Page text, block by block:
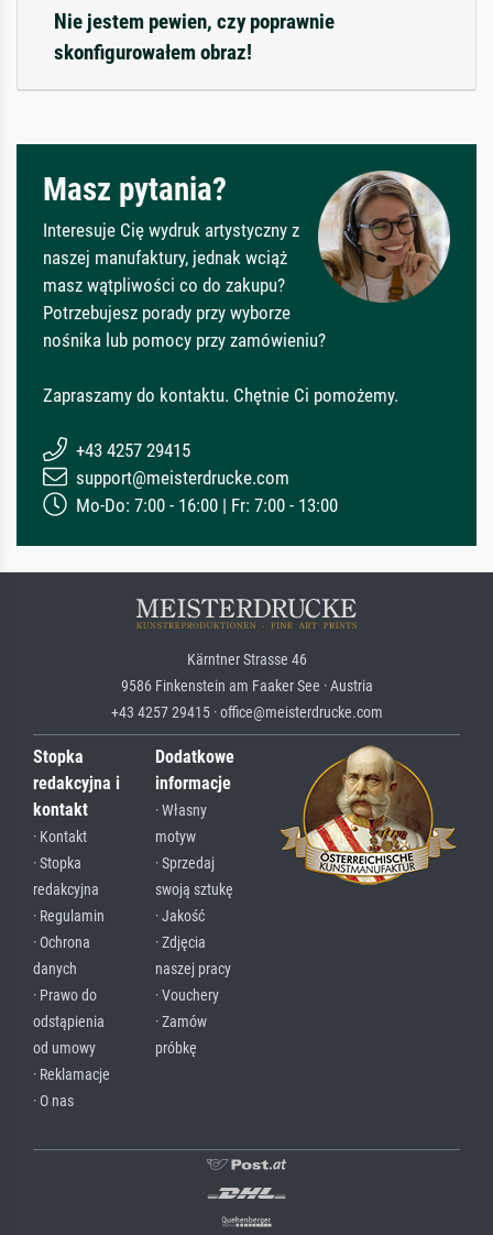
Nie jestem pewien, czy poprawnie
skonfigurowałem obraz!
Masz pytania?
Interesuje Cię wydruk artystyczny z
naszej manufaktury, jednak wciąż
masz wątpliwości co do zakupu?
Potrzebujesz porady przy wyborze
nośnika lub pomocy przy zamówieniu?
Zapraszamy do kontaktu. Chętnie Ci pomożemy.
+43 4257 29415
support@meisterdrucke.com
Mo-Do: 7:00 - 16:00 | Fr: 7:00 - 13:00
Kärntner Strasse 46
9586 Finkenstein am Faaker See · Austria
+43 4257 29415 · office@meisterdrucke.com
Stopka
redakcyjna i
kontakt
· Kontakt
· Stopka
redakcyjna
· Regulamin
· Ochrona
danych
· Prawo do
odstąpienia
od umowy
· Reklamacje
· O nas
Dodatkowe
informacje
· Własny
motyw
· Sprzedaj
swoją sztukę
· Jakość
· Zdjęcia
naszej pracy
· Vouchery
· Zamów
próbkę